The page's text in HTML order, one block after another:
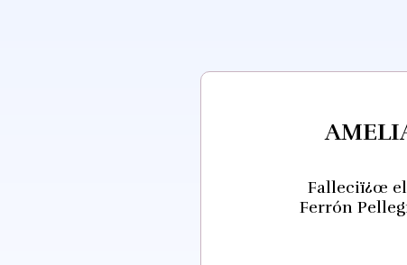
Falleciï¿œ el
Ferrón